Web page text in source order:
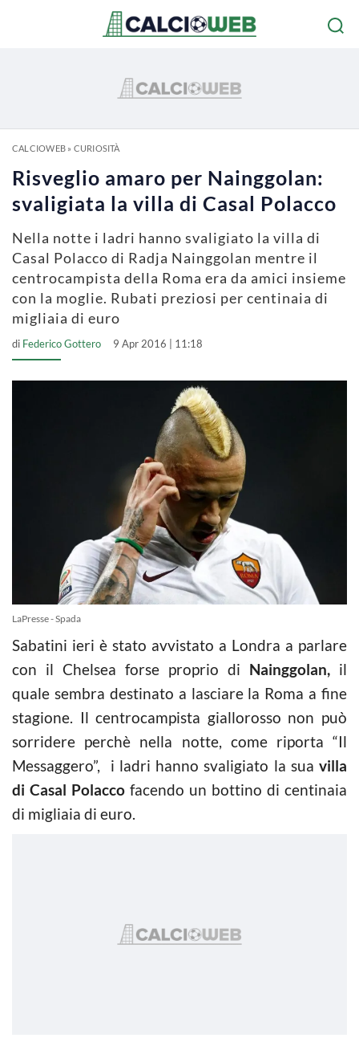
CALCIOWEB» CURIOSITÀ
Risveglio amaro per Nainggolan:
svaligiata la villa di Casal Polacco
Nella notte i ladri hanno svaligiato la villa di
Casal Polacco di Radja Nainggolan mentre il
centrocampista della Roma era da amici insieme
con la moglie. Rubati preziosi per centinaia di
migliaia di euro
di Federico Gottero 9 Apr 2016 | 11:18
LaPresse - Spada
Sabatini ieri è stato avvistato a Londra a parlare
con il Chelsea forse proprio di Nainggolan, il
quale sembra destinato a lasciare la Roma a fine
stagione. Il centrocampista giallorosso non può
sorridere perchè nella notte, come riporta “Il
Messaggero”, i ladri hanno svaligiato la sua villa
di Casal Polacco facendo un bottino di centinaia
di migliaia di euro.